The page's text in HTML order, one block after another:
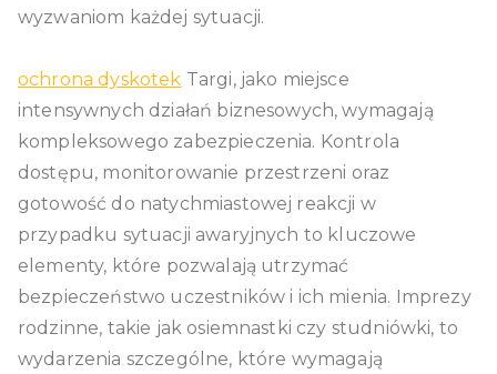
wyzwaniom każdej sytuacji.
ochrona dyskotek Targi, jako miejsce
intensywnych działań biznesowych, wymagają
kompleksowego zabezpieczenia. Kontrola
dostępu, monitorowanie przestrzeni oraz
gotowość do natychmiastowej reakcji w
przypadku sytuacji awaryjnych to kluczowe
elementy, które pozwalają utrzymać
bezpieczeństwo uczestników i ich mienia. Imprezy
rodzinne, takie jak osiemnastki czy studniówki, to
wydarzenia szczególne, które wymagają